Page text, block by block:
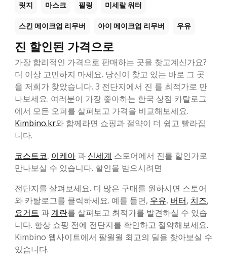
릿지 마스크 필링 미세랄 워터
스킨 메이크업 리무버 아이 메이크업 리무버 우유
진 할인된 가격으로
가장 합리적인 가격으로 판매하는 곳을 찾고계신가요?
더 이상 고민하지 마세요. 당신이 찾고 있는 바로 그 곳
을 저희가 찾았습니다. 3 전단지에서 진 를 최적가로 만
나보세요. 여러분이 가장 좋아하는 한국 상점 카탈로그
에서 모든 오퍼를 살펴보고 가격을 비교해보세요.
Kimbino.kr와 함께라면 쇼핑과 절약이 더 쉽고 빨라집
니다.
코스트코, 이케아 과 신세계 스토어에서 진를 할인가로
만나보실 수 있습니다. 할인을 받으시려면
전단지를 살펴보세요. 더 많은 구매를 원하시면 스토어
와 카탈로그를 클릭하세요. 예를 들면, 우유, 버터, 치즈,
요거트 과 계란를 살펴보고 최적가를 발견하실 수 있습
니다. 항상 쇼핑 전에 전단지를 확인하고 절약해보세요.
Kimbino 웹사이트에서 팔월월 최고의 딜을 찾아보실 수
있습니다.